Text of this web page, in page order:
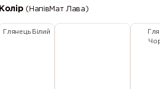
Колір (НапівМат Лава)
Глянець Білий